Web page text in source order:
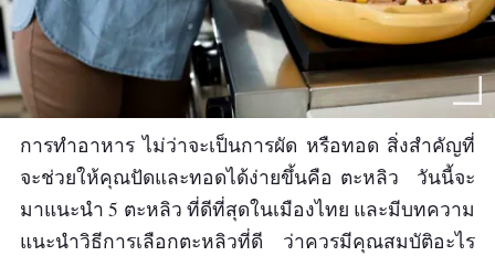
การทำอาหาร ไม่ว่าจะเป็นการผัด หรือทอด สิ่งสำคัญที่
จะช่วยให้คุณปัดและทอดได้ง่ายขึ้นคือ ตะหลิว วันนี้จะ
มาแนะนำ 5 ตะหลิว ที่ดีที่สุดในเมืองไทย และมีบทความ
แนะนำวิธีการเลือกตะหลิวที่ดี ว่าควรมีคุณสมบัติอะไร